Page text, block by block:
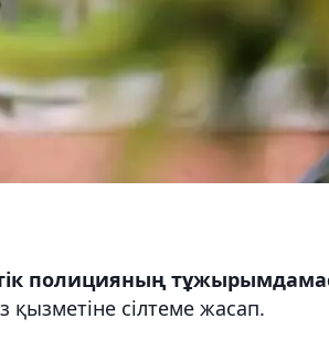
полицияның
қызметіне сілтеме жасап.